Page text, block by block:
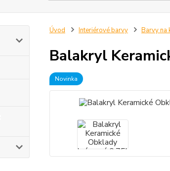
Úvod Interiérové barvy Barvy na
Balakryl
Novinka